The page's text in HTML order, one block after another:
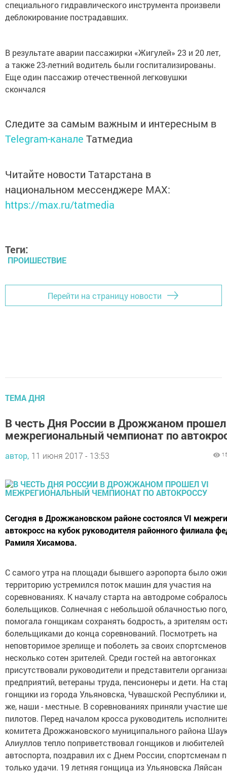
специального гидравлического инструмента произвели
деблокирование пострадавших.
В результате аварии пассажирки «Жигулей» 23 и 20 лет,
а также 23-летний водитель были госпитализированы.
Еще один пассажир отечественной легковушки
скончался
Следите за самым важным и интересным в
Telegram-канале Татмедиа
Читайте новости Татарстана в
национальном мессенджере MАХ:
https://max.ru/tatmedia
Теги:
ПРОИШЕСТВИЕ
Перейти на страницу новости
ТЕМА ДНЯ
В честь Дня России в Дрожжаном
межрегиональный чемпионат по
автор, 11 июня 2017 - 13:53
Сегодня в Дрожжановском районе состоялся VI
автокросс на кубок руководителя районного филиала
Рамиля Хисамова.
С самого утра на площади бывшего аэропорта было
территорию устремился поток машин для участия на
соревнованиях. К началу старта на автодроме
болельщиков. Солнечная с небольшой облачностью
помогала гонщикам сохранять бодрость, а зрителям
болельщиками до конца соревнований. Посмотреть на
неповторимое зрелище и поболеть за своих
несколько сотен зрителей. Среди гостей на автогонках
присутствовали руководители и представители
предприятий, ветераны труда, пенсионеры и дети. На
гонщики из города Ульяновска, Чувашской Республики
же, наши - местные. В соревнованиях приняли участие
пилотов. Перед началом кросса руководитель
комитета Дрожжановского муниципального района
Алиуллов тепло поприветствовал гонщиков и любителей
автоспорта, поздравил их с Днем России, спортсменам
только удачи. 19 летняя гонщица из Ульяновска Ляйсан